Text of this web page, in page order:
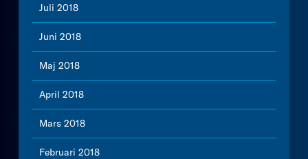
Juli 2018
Juni 2018
Maj 2018
April 2018
Mars 2018
Februari 2018